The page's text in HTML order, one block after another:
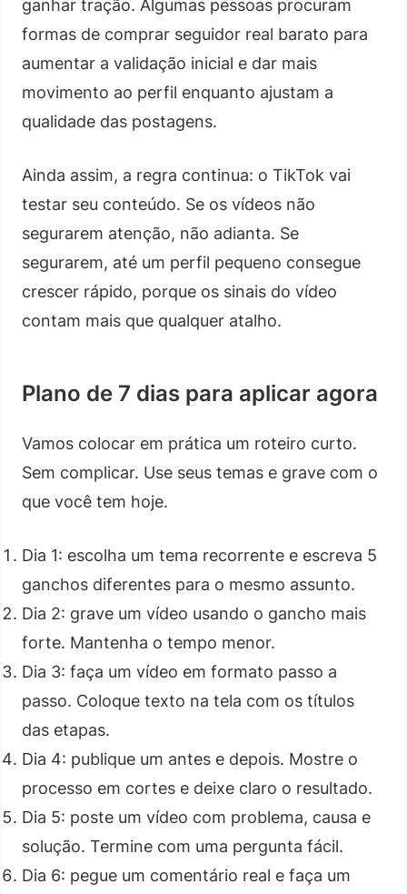
ganhar tração. Algumas pessoas procuram
formas de comprar seguidor real barato para
aumentar a validação inicial e dar mais
movimento ao perfil enquanto ajustam a
qualidade das postagens.
Ainda assim, a regra continua: o TikTok vai
testar seu conteúdo. Se os vídeos não
segurarem atenção, não adianta. Se
segurarem, até um perfil pequeno consegue
crescer rápido, porque os sinais do vídeo
contam mais que qualquer atalho.
Plano de 7 dias para aplicar agora
Vamos colocar em prática um roteiro curto.
Sem complicar. Use seus temas e grave com o
que você tem hoje.
Dia 1: escolha um tema recorrente e escreva 5
ganchos diferentes para o mesmo assunto.
Dia 2: grave um vídeo usando o gancho mais
forte. Mantenha o tempo menor.
Dia 3: faça um vídeo em formato passo a
passo. Coloque texto na tela com os títulos
das etapas.
Dia 4: publique um antes e depois. Mostre o
processo em cortes e deixe claro o resultado.
Dia 5: poste um vídeo com problema, causa e
solução. Termine com uma pergunta fácil.
Dia 6: pegue um comentário real e faça um